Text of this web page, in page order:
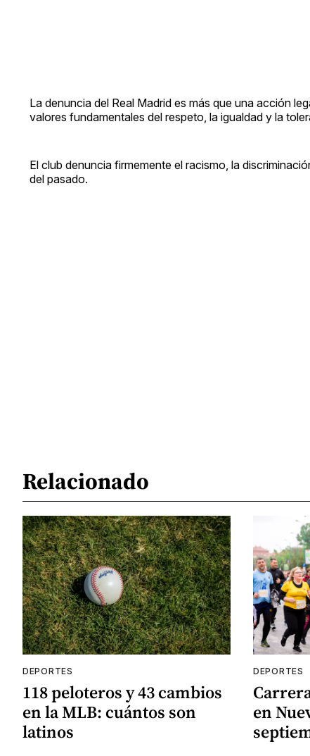
La denuncia del Real Madrid es más que una acción
valores fundamentales del respeto, la igualdad y la
El club denuncia firmemente el racismo, la
del pasado.
Relacionado
DEPORTES
118 peloteros y 43 cambios
en la MLB: cuántos son
latinos
DEPORTES
en